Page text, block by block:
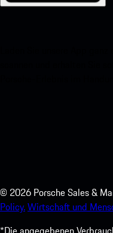
© 2026 Porsche Sales &
Policy.Wirtschaft und